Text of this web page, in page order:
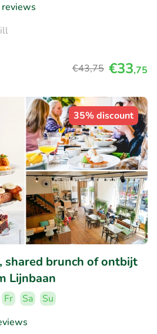
€43,75 €33,75
35% discount
shared brunch of ontbijt
Lijnbaan
Fr Sa
Su